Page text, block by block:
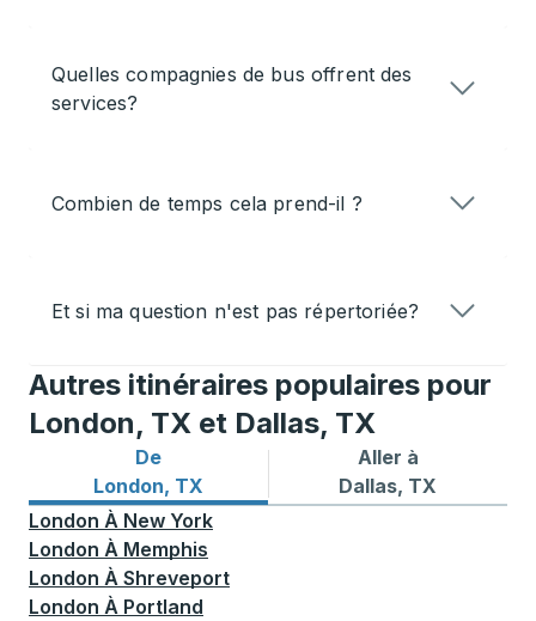
Quelles compagnies de bus offrent des
services?
Combien de temps cela prend-il ?
Et si ma question n'est pas répertoriée?
Autres itinéraires populaires pour
London, TX et Dallas, TX
De
London, TX
Itinéraires de bus depuis London, TX
Aller à
Dallas, TX
Itinéraires de bus vers
London À New York
London À Memphis
London À Shreveport
London À Portland